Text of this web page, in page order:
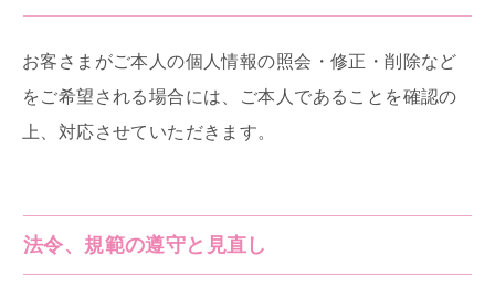
お客さまがご本人の個人情報の照会・修正・削除など
をご希望される場合には、ご本人であることを確認の
上、対応させていただきます。
法令、規範の遵守と見直し